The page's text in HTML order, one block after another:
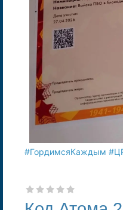
#ГордимсяКаждым